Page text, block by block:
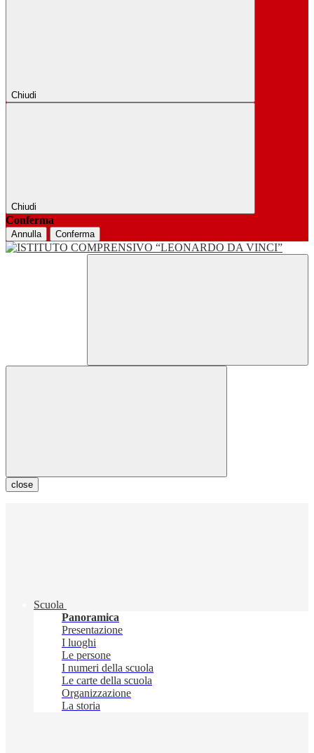
Chiudi
Chiudi
Conferma
Annulla Conferma
close
Scuola
Panoramica
Presentazione
I luoghi
Le persone
I numeri della scuola
Le carte della scuola
Organizzazione
La storia